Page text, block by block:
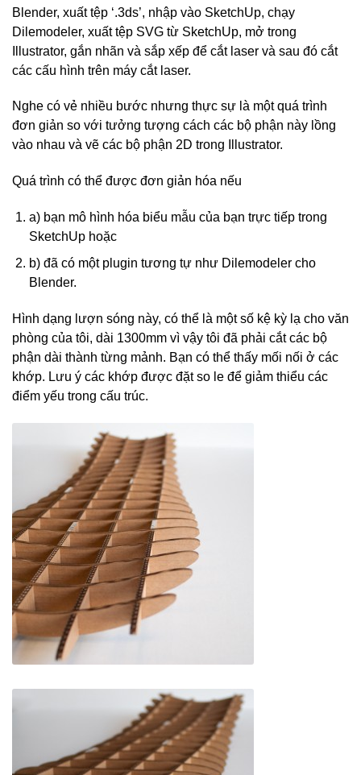
Blender, xuất tệp ‘.3ds’, nhập vào SketchUp, chạy
Dilemodeler, xuất tệp SVG từ SketchUp, mở trong
Illustrator, gắn nhãn và sắp xếp để cắt laser và sau đó cắt
các cấu hình trên máy cắt laser.
Nghe có vẻ nhiều bước nhưng thực sự là một quá trình
đơn giản so với tưởng tượng cách các bộ phận này lồng
vào nhau và vẽ các bộ phận 2D trong Illustrator.
Quá trình có thể được đơn giản hóa nếu
a) bạn mô hình hóa biểu mẫu của bạn trực tiếp trong
SketchUp hoặc
b) đã có một plugin tương tự như Dilemodeler cho
Blender.
Hình dạng lượn sóng này, có thể là một số kệ kỳ lạ cho văn
phòng của tôi, dài 1300mm vì vậy tôi đã phải cắt các bộ
phận dài thành từng mảnh. Bạn có thể thấy mối nối ở các
khớp. Lưu ý các khớp được đặt so le để giảm thiểu các
điểm yếu trong cấu trúc.